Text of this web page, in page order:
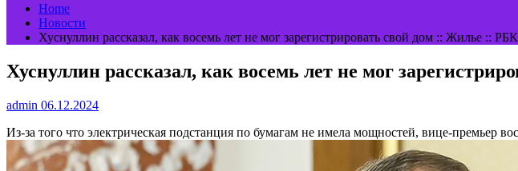
Home
Новости
Хуснуллин рассказал, как восемь лет не мог зарегистрировать свой дом :: Жилье ::
Хуснуллин рассказал, как восемь лет не мог
admin 06.12.2024
Из-за того что электрическая подстанция по бумагам не имела мощностей, вице-премьер